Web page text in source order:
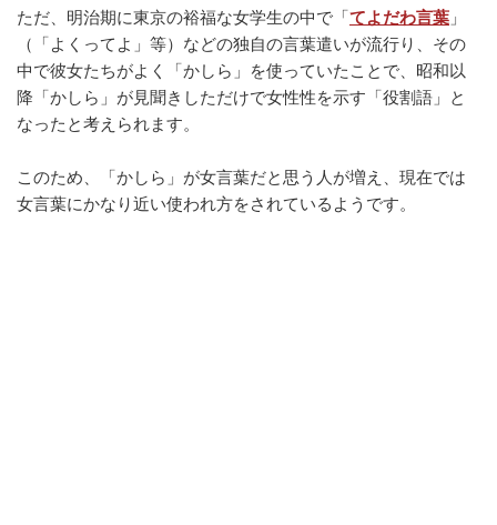
ただ、明治期に東京の裕福な女学生の中で「てよだわ言葉 」
（「よくってよ」等）などの独自の言葉遣いが流行り、その
中で彼女たちがよく「かしら」を使っていたことで、昭和以
降「かしら」が見聞きしただけで女性性を示す「役割語」と
なったと考えられます。
このため、「かしら」が女言葉だと思う人が増え、現在では
女言葉にかなり近い使われ方をされているようです。